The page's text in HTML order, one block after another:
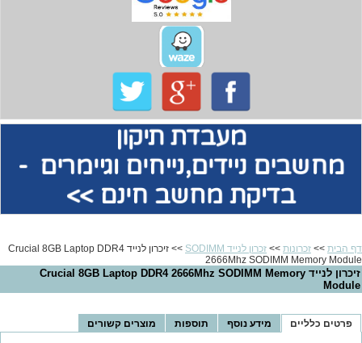
מעבדת תיקון
מחשביםניידים,נייחים וגיימרים -
בדיקת מחשב חינם >>
דף הבית >> זכרונות >> זכרון לנייד SODIMM
>> זיכרון לנייד Crucial 8GB Laptop DDR4
2666Mhz SODIMM Memory Module
זיכרון לנייד Crucial 8GB Laptop DDR4 2666Mhz SODIMM Memory
Module
פרטים כלליים מידע נוסף תוספות מוצרים קשורים